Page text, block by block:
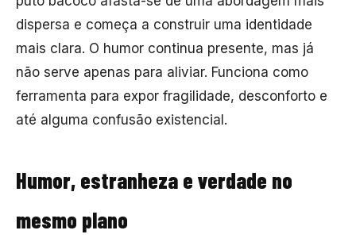
dispersa e começa a construir uma identidade
mais clara. O humor continua presente, mas já
não serve apenas para aliviar. Funciona como
ferramenta para expor fragilidade, desconforto e
até alguma confusão existencial.
Humor, estranheza e verdade no
mesmo plano